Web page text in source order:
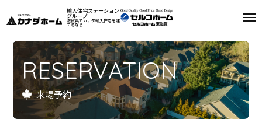
輸入住宅ステーション
グループ
滋賀県でカナダ輸入住宅を建
てるなら
私たちについて
モデルハウス
インフォメーション
RESERVATION
来場予約